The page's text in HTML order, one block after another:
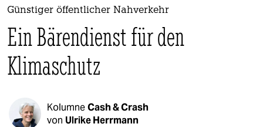
themen
politik
öko
kultur
Günstiger öffentlicher Nahverkehr
Ein Bärendienst für den
Klimaschutz
KolumneCash & Crash
von Ulrike Herrmann